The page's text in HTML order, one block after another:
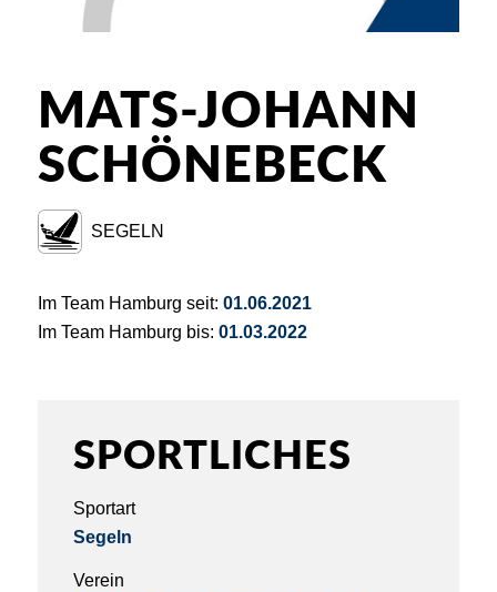
MATS-JOHANN
SCHÖNEBECK
SEGELN
Im Team Hamburg seit: 01.06.2021
Im Team Hamburg bis: 01.03.2022
SPORTLICHES
Sportart
Segeln
Verein